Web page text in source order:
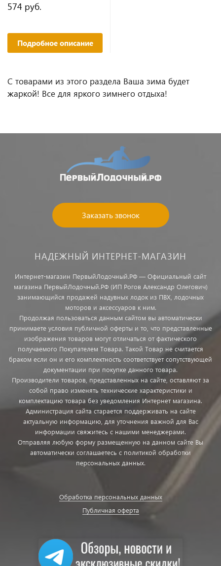
574 руб.
Подробное описание
C товарами из этого раздела Ваша зима будет
жаркой! Все для яркого зимнего отдыха!
Заказать звонок
НАДЕЖНЫЙ ИНТЕРНЕТ-МАГАЗИН
Интернет-магазин ПервыйЛодочный.РФ — Официальный сайт
магазина ПервыйЛодочный.РФ (ИП Рогов Александр Олегович)
занимающийся продажей надувных лодок из ПВХ, лодочных
моторов и аксессуаров к ним.
Продолжая пользоваться данным сайтом вы автоматически
принимаете условия публичной оферты и то, что представленные
изображения товаров могут отличаться от фактического
получаемого Покупателем Товара. Такой Товар не считается
браком если он и его комплектность соответствует сопутствующей
документации при покупке данного товара.
Производители товаров, представленных на сайте, оставляют за
собой право изменять технические характеристики и
комплектацию товара без уведомления Интернет магазина.
Администрация сайта старается поддерживать на сайте
актуальную информацию, для уточнения важной для Вас
информации свяжитесь с нашими менеджерами.
Отправляя любую форму размещенную на данном сайте Вы
автоматически соглашаетесь с политикой обработки
персональных данных.
Обработка персональных данных
Публичная оферта